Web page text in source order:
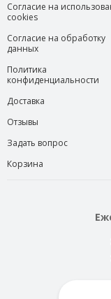
Согласие на
cookies
Согласие на обработку
данных
Политика
конфиденциальности
Доставка
Отзывы
Задать вопрос
Корзина